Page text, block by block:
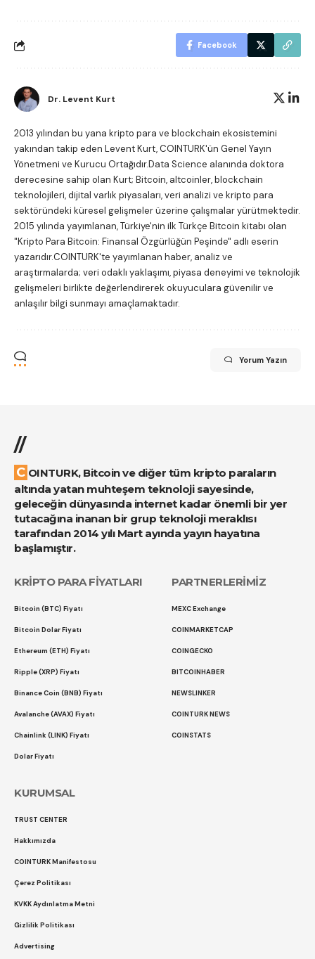
Facebook
Dr. Levent Kurt
2013 yılından bu yana kripto para ve blockchain ekosistemini
yakından takip eden Levent Kurt, COINTURK'ün Genel Yayın
Yönetmeni ve Kurucu Ortağıdır.Data Science alanında doktora
derecesine sahip olan Kurt; Bitcoin, altcoinler, blockchain
teknolojileri, dijital varlık piyasaları, veri analizi ve kripto para
sektöründeki küresel gelişmeler üzerine çalışmalar yürütmektedir.
2015 yılında yayımlanan, Türkiye'nin ilk Türkçe Bitcoin kitabı olan
"Kripto Para Bitcoin: Finansal Özgürlüğün Peşinde" adlı eserin
yazarıdır.COINTURK'te yayımlanan haber, analiz ve
araştırmalarda; veri odaklı yaklaşımı, piyasa deneyimi ve teknolojik
gelişmeleri birlikte değerlendirerek okuyuculara güvenilir ve
anlaşılır bilgi sunmayı amaçlamaktadır.
Yorum Yazın
//
COINTURK, Bitcoin ve diğer tüm kripto paraların
altında yatan muhteşem teknoloji sayesinde,
geleceğin dünyasında internet kadar önemli bir yer
tutacağına inanan bir grup teknoloji meraklısı
tarafından 2014 yılı Mart ayında yayın hayatına
başlamıştır.
KRİPTO PARA FİYATLARI
Bitcoin (BTC) Fiyatı
Bitcoin Dolar Fiyatı
Ethereum (ETH) Fiyatı
Ripple (XRP) Fiyatı
Binance Coin (BNB) Fiyatı
Avalanche (AVAX) Fiyatı
Chainlink (LINK) Fiyatı
Dolar Fiyatı
PARTNERLERİMİZ
MEXC Exchange
COINMARKETCAP
COINGECKO
BITCOINHABER
NEWSLINKER
COINTURK NEWS
COINSTATS
KURUMSAL
TRUST CENTER
Hakkımızda
COINTURK Manifestosu
Çerez Politikası
KVKK Aydınlatma Metni
Gizlilik Politikası
Advertising